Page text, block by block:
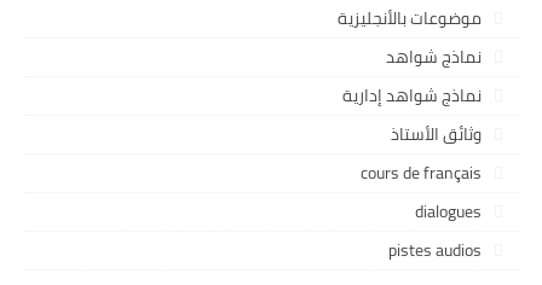
موضوعات بالأنجليزية
نماذج شواهد
نماذج شواهد إدارية
وثائق الأستاذ
cours de français
dialogues
pistes audios